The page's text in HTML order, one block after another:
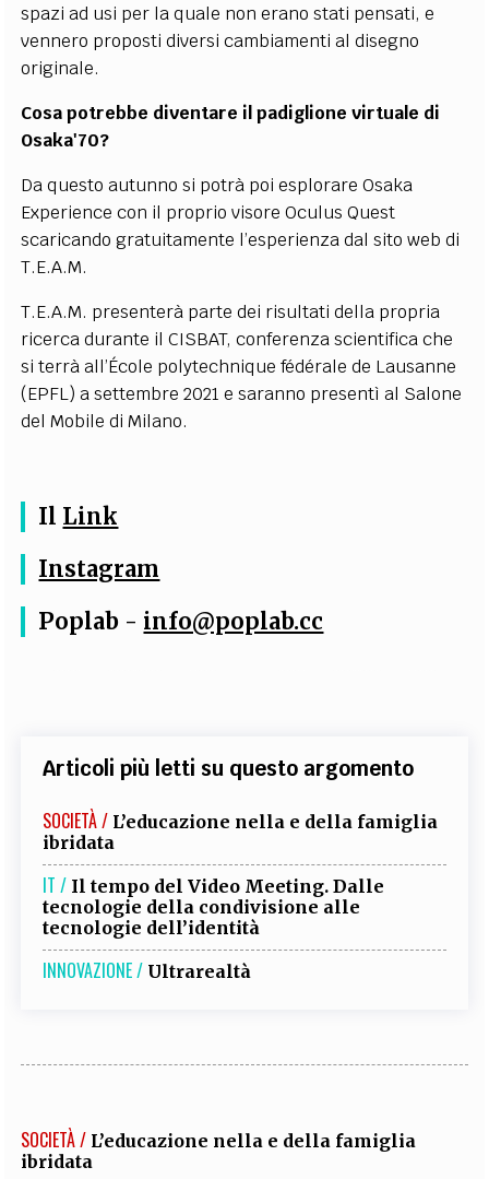
spazi ad usi per la quale non erano stati pensati, e
vennero proposti diversi cambiamenti al disegno
originale.
Cosa potrebbe diventare il padiglione virtuale di
Osaka'70?
Da questo autunno si potrà poi esplorare Osaka
Experience con il proprio visore Oculus Quest
scaricando gratuitamente l’esperienza dal sito web di
T.E.A.M.
T.E.A.M. presenterà parte dei risultati della propria
ricerca durante il CISBAT, conferenza scientifica che
si terrà all’École polytechnique fédérale de Lausanne
(EPFL) a settembre 2021 e saranno presentì al Salone
del Mobile di Milano.
Il Link
Instagram
Poplab - info@poplab.cc
Articoli più letti su questo argomento
SOCIETÀ / L’educazione nella e della famiglia
ibridata
IT / Il tempo del Video Meeting. Dalle
tecnologie della condivisione alle
tecnologie dell’identità
INNOVAZIONE / Ultrarealtà
SOCIETÀ / L’educazione nella e della famiglia
ibridata